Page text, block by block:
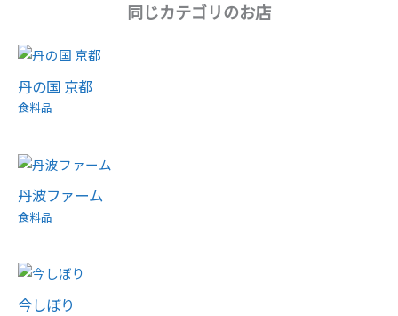
同じカテゴリのお店
丹の国 京都
食料品
丹波ファーム
食料品
今しぼり